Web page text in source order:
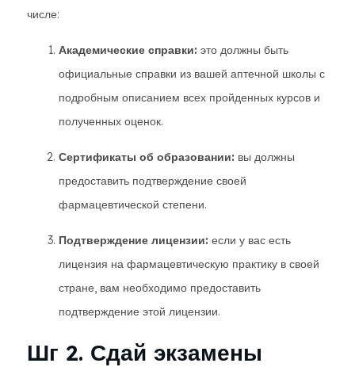
числе:
Академические справки: это должны быть
официальные справки из вашей аптечной школы с
подробным описанием всех пройденных курсов и
полученных оценок.
Сертификаты об образовании: вы должны
предоставить подтверждение своей
фармацевтической степени.
Подтверждение лицензии: если у вас есть
лицензия на фармацевтическую практику в своей
стране, вам необходимо предоставить
подтверждение этой лицензии.
Шг 2. Сдай экзамены